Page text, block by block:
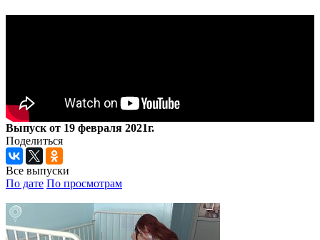
Выпуск от 19 февраля 2021г.
Поделиться
Все выпуски
По дате По просмотрам